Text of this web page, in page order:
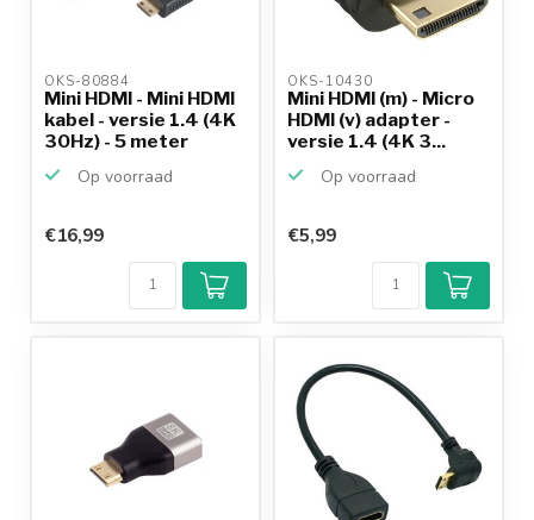
OKS-80884
Mini HDMI - Mini HDMI
kabel - versie 1.4 (4K
30Hz) - 5 meter
Op voorraad
€16,99
OKS-10430
Mini HDMI (m) - Micro
HDMI (v) adapter -
versie 1.4 (4K 3...
Op voorraad
€5,99